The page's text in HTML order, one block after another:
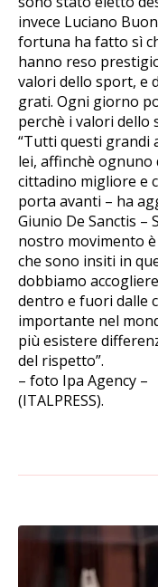
invece Luciano
fortuna ha fatto sì
hanno reso
valori dello sport, e
grati. Ogni giorno
perchè i valori dello
“Tutti questi grandi
lei, affinchè
cittadino migliore e
porta avanti – ha
Giunio De Sanctis –
nostro movimento
che sono insiti in
dobbiamo
dentro e fuori dalle
importante nel
più esistere
del rispetto”.
– foto Ipa Agency –
(ITALPRESS).